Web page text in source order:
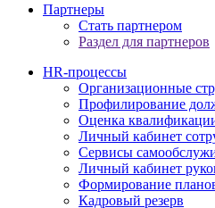
Партнеры
Стать партнером
Раздел для партнеров
HR-процессы
Организационные
Профилирование
Оценка
Личный кабинет
Сервисы
Личный кабинет
Формирование
Кадровый резерв